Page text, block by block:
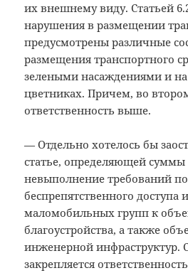
их внешнему виду. Статьей
нарушения в размещении
предусмотрены различные
размещения транспортного
зелеными насаждениями и на
цветниках. Причем, во
ответственность выше.
— Отдельно хотелось бы
статье, определяющей
невыполнение требований
беспрепятственного доступа
маломобильных групп к
благоустройства, а также
инженерной инфраструктур.
закрепляется